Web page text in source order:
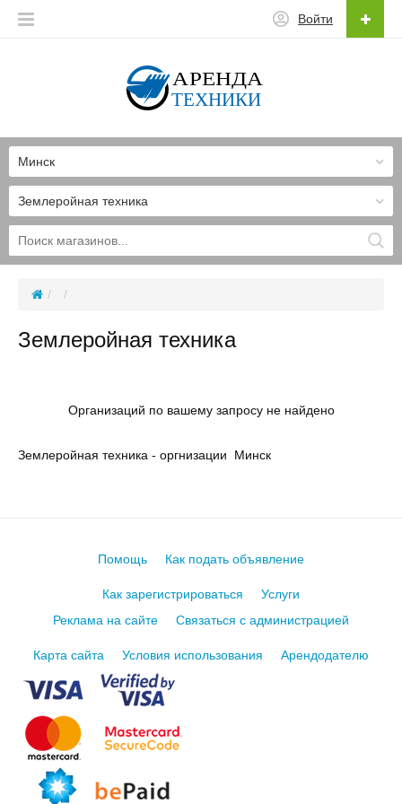
Войти
Землеройная техника
Минск
Землеройная техника
Организаций по вашему запросу не найдено
Землеройная техника - оргнизации Минск
Помощь Как подать объявление
Как зарегистрироваться
Услуги
Реклама на сайте
Связаться с администрацией
Карта сайта Условия использования Арендодателю